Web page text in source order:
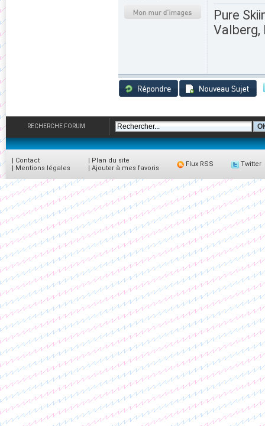
Pure
Valberg,
RECHERCHE FORUM
| Contact
| Mentions légales
| Plan du site
| Ajouter à mes favoris
Flux RSS Twitter